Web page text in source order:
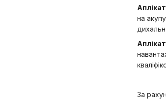
на
За